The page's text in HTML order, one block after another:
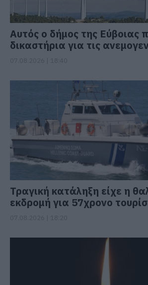
Αυτός ο δήμος της Εύβοιας
δικαστήρια για τις
Τραγική κατάληξη είχε η
εκδρομή για 57χρονο